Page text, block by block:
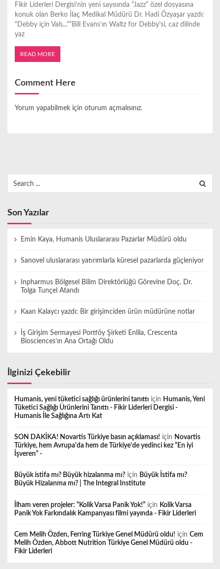
Fikir Liderleri Dergisi’nin yeni sayısında “Jazz” özel dosyasına
konuk olan Berko İlaç Medikal Müdürü Dr. Hadi Özyaşar yazdı:
"Debby için Vals..."“Bill Evans’ın Waltz for Debby’si, caz dilinde
yaz
READ MORE
Comment Here
Yorum yapabilmek için oturum açmalısınız.
for:
Son Yazılar
Emin Kaya, Humanis Uluslararası Pazarlar Müdürü oldu
Sanovel uluslararası yatırımlarla küresel pazarlarda güçleniyor
Inpharmus Bölgesel Bilim Direktörlüğü Görevine Doç. Dr.
Tolga Tunçel Atandı
Kaan Kalaycı yazdı: Bir girişimciden ürün müdürüne notlar
İş Girişim Sermayesi Portföy Şirketi Enlila, Crescenta
Biosciences’ın Ana Ortağı Oldu
İlginizi Çekebilir
Humanis, yeni tüketici sağlığı ürünlerini tanıttı için Humanis, Yeni
Tüketici Sağlığı Ürünlerini Tanıttı - Fikir Liderleri Dergisi -
Humanis İle Sağlığına Artı Kat
SON DAKİKA! Novartis Türkiye basın açıklaması! için Novartis
Türkiye, hem Avrupa'da hem de Türkiye'de yedinci kez “En iyi
İşveren” -
Büyük istifa mı? Büyük hizalanma mı? için Büyük İstifa mı?
Büyük Hizalanma mı? | The Integral Institute
İlham veren projeler: “Kolik Varsa Panik Yok!” için Kolik Varsa
Panik Yok Farkındalık Kampanyası filmi yayında - Fikir Liderleri
Cem Melih Özden, Ferring Türkiye Genel Müdürü oldu! için Cem
Melih Özden, Abbott Nutrition Türkiye Genel Müdürü oldu -
Fikir Liderleri